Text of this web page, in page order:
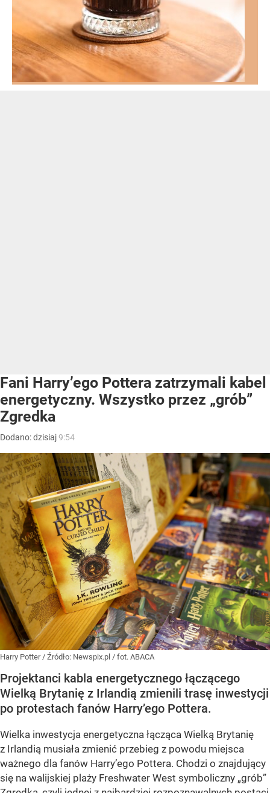
Fani Harry’ego Pottera zatrzymali kabel
energetyczny. Wszystko przez „grób”
Zgredka
Dodano:dzisiaj9:54
Harry Potter / Źródło: Newspix.pl / fot. ABACA
Projektanci kabla energetycznego łączącego
Wielką Brytanię z Irlandią zmienili trasę inwestycji
po protestach fanów Harry’ego Pottera.
Wielka inwestycja energetyczna łącząca Wielką Brytanię
z Irlandią musiała zmienić przebieg z powodu miejsca
ważnego dla fanów Harry’ego Pottera. Chodzi o znajdujący
się na walijskiej plaży Freshwater West symboliczny „grób”